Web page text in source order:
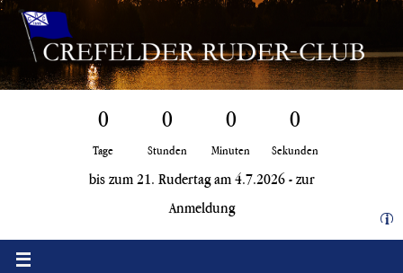
Zum
Inhalt
springen
0
Tage
0
Stunden
0
Minuten
0
Sekunden
bis zum 21. Rudertag am 4.7.2026 - zur
Anmeldung
i